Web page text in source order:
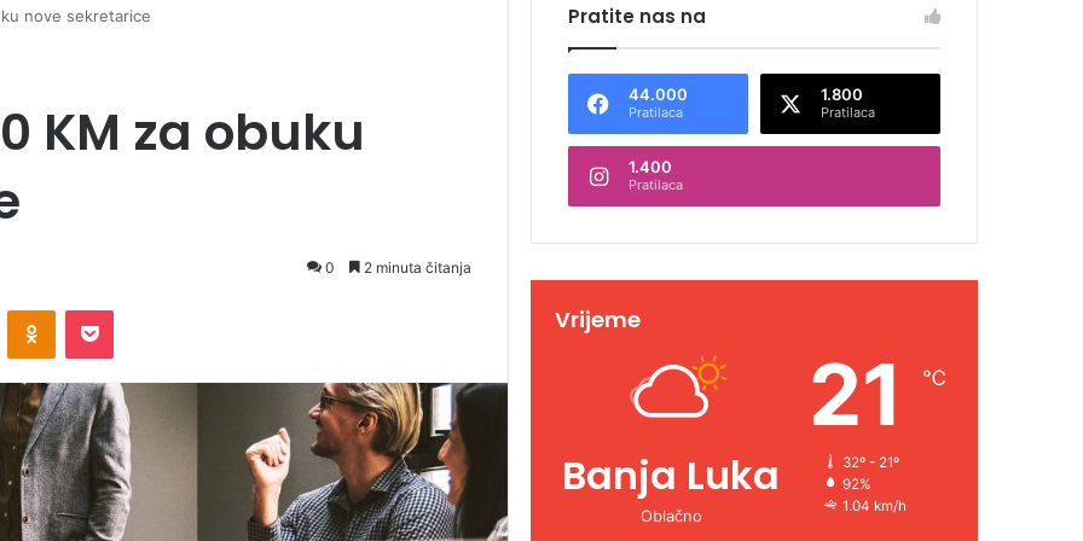
nove sekretarice
KM za obuku
0 2 minuta čitanja
Pratite nas na
44.000
Pratilaca
1.800
Pratilaca
1.400
Pratilaca
Vrijeme
Banja Luka
Oblačno
21 ℃
32º - 21º
92%
1.04 km/h